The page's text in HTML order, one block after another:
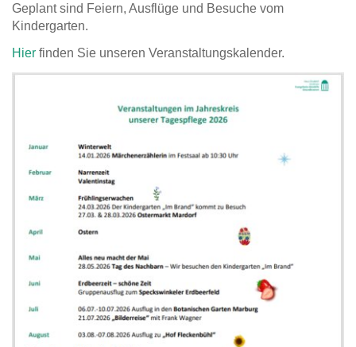
Geplant sind Feiern, Ausflüge und Besuche vom
Kindergarten.
Hier finden Sie unseren Veranstaltungskalender.